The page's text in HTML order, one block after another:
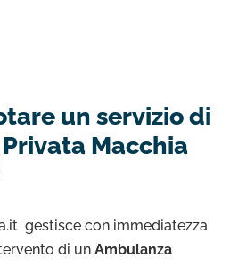
un servizio di
Macchia
gestisce con immediatezza
di un Ambulanza